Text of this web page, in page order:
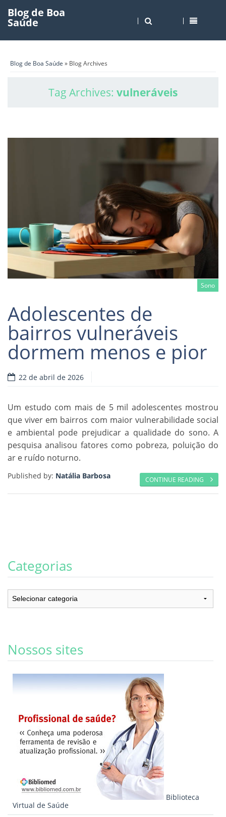
Blog de Boa
Saúde
Blog de Boa Saúde » Blog Archives
Tag Archives: vulneráveis
Sono
Read more
Adolescentes de
bairros vulneráveis
dormem menos e pior
22 de abril de 2026
Um estudo com mais de 5 mil adolescentes mostrou
que viver em bairros com maior vulnerabilidade social
e ambiental pode prejudicar a qualidade do sono. A
pesquisa analisou fatores como pobreza, poluição do
ar e ruído noturno.
CONTINUE READING
Published by: Natália Barbosa
Categorias
Categorias
Nossos sites
Biblioteca
Virtual de Saúde